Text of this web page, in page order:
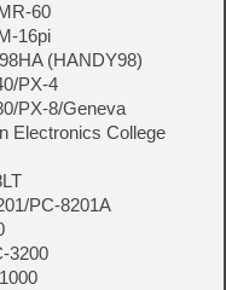
60
16pi
(HANDY98)
PX-4
PX-8/Geneva
Electronics College
PC-8201A
3200